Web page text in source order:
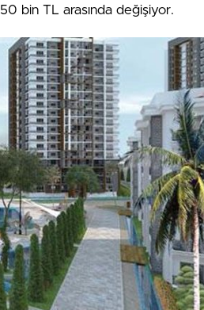
bin TL arasında değişiyor.